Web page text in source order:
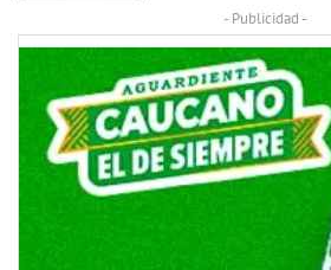
- Publicidad -